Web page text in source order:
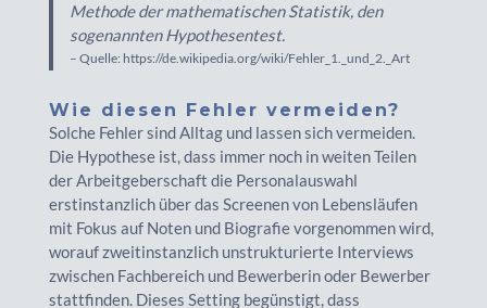
Methode der mathematischen Statistik, den
sogenannten Hypothesentest.
– Quelle: https://de.wikipedia.org/wiki/Fehler_1._und_2._Art
Wie diesen Fehler vermeiden?
Solche Fehler sind Alltag und lassen sich vermeiden.
Die Hypothese ist, dass immer noch in weiten Teilen
der Arbeitgeberschaft die Personalauswahl
erstinstanzlich über das Screenen von Lebensläufen
mit Fokus auf Noten und Biografie vorgenommen wird,
worauf zweitinstanzlich unstrukturierte Interviews
zwischen Fachbereich und Bewerberin oder Bewerber
stattfinden. Dieses Setting begünstigt, dass